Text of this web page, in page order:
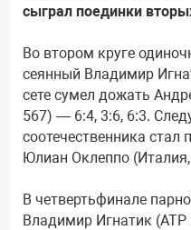
сыграл поединки
Во втором круге
сеянный Владимир
сете сумел дожать
567) — 6:4, 3:6, 6:3.
соотечественника стал
Юлиан Оклеппо
В четвертьфинале
Владимир Игнатик